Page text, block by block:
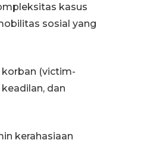
kasus
sosial yang
(victim-
dan
kerahasiaan